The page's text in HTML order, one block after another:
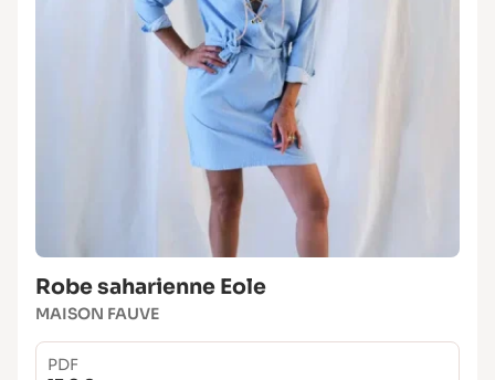
Robe saharienne Eole
MAISON FAUVE
PDF